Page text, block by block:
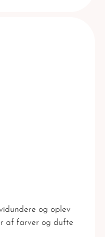
og oplev
af farver og dufte